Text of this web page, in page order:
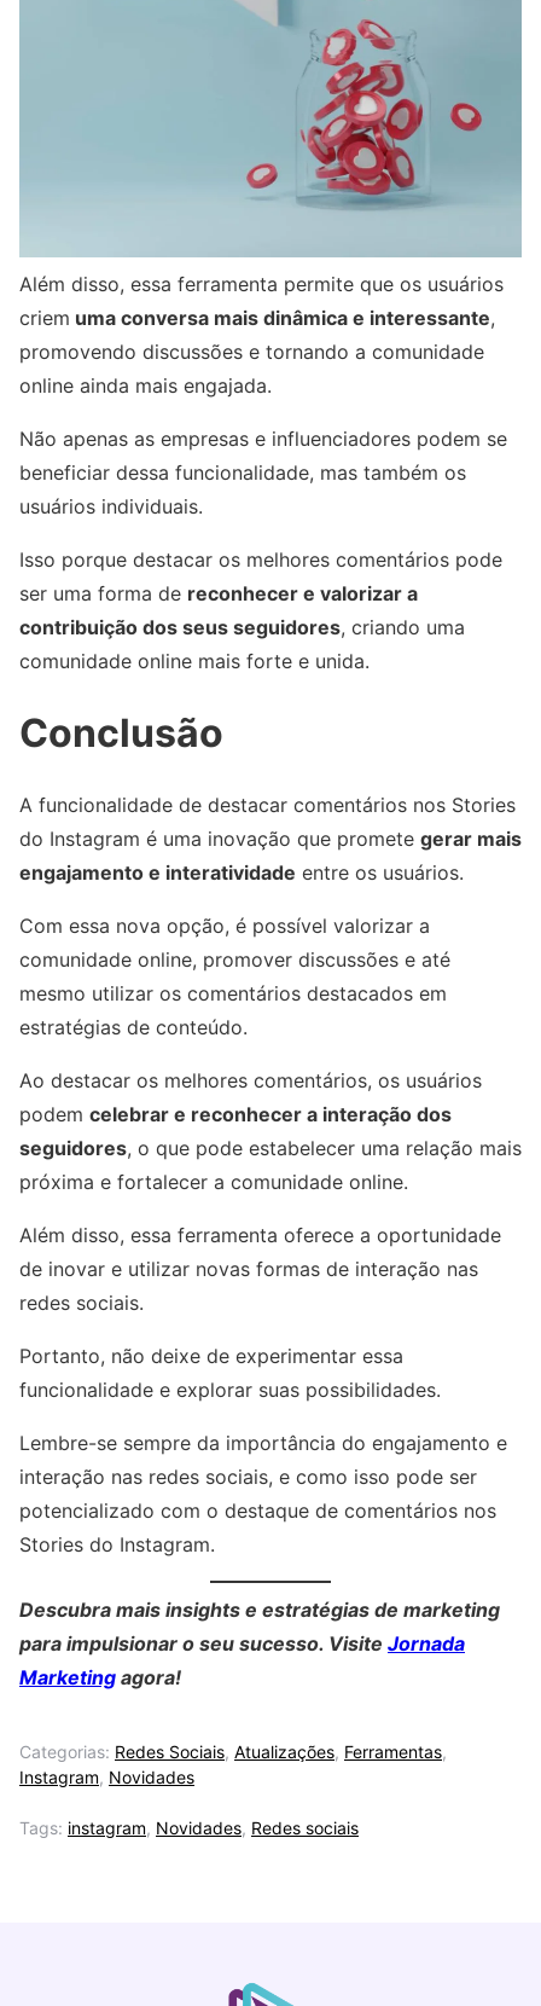
Além disso, essa ferramenta permite que os usuários
criem uma conversa mais dinâmica e interessante,
promovendo discussões e tornando a comunidade
online ainda mais engajada.
Não apenas as empresas e influenciadores podem se
beneficiar dessa funcionalidade, mas também os
usuários individuais.
Isso porque destacar os melhores comentários pode
ser uma forma de reconhecer e valorizar a
contribuição dos seus seguidores, criando uma
comunidade online mais forte e unida.
Conclusão
A funcionalidade de destacar comentários nos Stories
do Instagram é uma inovação que promete gerar mais
engajamento e interatividade entre os usuários.
Com essa nova opção, é possível valorizar a
comunidade online, promover discussões e até
mesmo utilizar os comentários destacados em
estratégias de conteúdo.
Ao destacar os melhores comentários, os usuários
podem celebrar e reconhecer a interação dos
seguidores, o que pode estabelecer uma relação mais
próxima e fortalecer a comunidade online.
Além disso, essa ferramenta oferece a oportunidade
de inovar e utilizar novas formas de interação nas
redes sociais.
Portanto, não deixe de experimentar essa
funcionalidade e explorar suas possibilidades.
Lembre-se sempre da importância do engajamento e
interação nas redes sociais, e como isso pode ser
potencializado com o destaque de comentários nos
Stories do Instagram.
Descubra mais insights e estratégias de marketing
para impulsionar o seu sucesso. Visite Jornada
Marketing agora!
Categorias: Redes Sociais, Atualizações, Ferramentas,
Instagram, Novidades
Tags: instagram, Novidades, Redes sociais